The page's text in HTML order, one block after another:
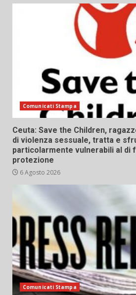
Comunicati Stampa
Ceuta: Save the Children,
di violenza sessuale, tratta e
particolarmente vulnerabili al di
protezione
6 Agosto 2026
Comunicati Stampa